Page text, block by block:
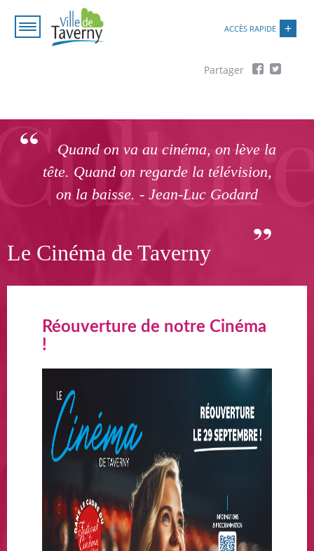
contenu
ACCÈS RAPIDE
Quand on va au cinéma, on lève la
tête. Quand on regarde la télévision,
on la baisse. - Jean-Luc Godard
Le Cinéma de Taverny
Réouverture de notre Cinéma
!
Paramétrer les cookies